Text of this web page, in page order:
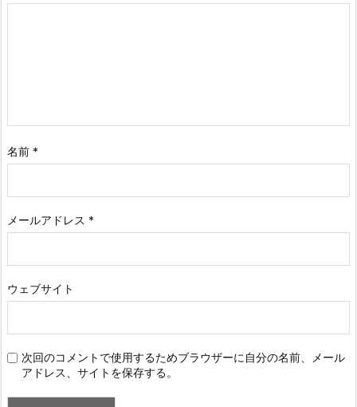
名前 *
メールアドレス *
ウェブサイト
次回のコメントで使用するためブラウザーに自分の名前、メール
アドレス、サイトを保存する。